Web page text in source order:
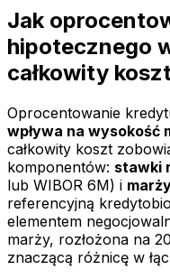
Jak
hipotecznego
całkowity
Oprocentowanie
wpływa na wysokość
całkowity koszt
komponentów: stawki
lub WIBOR 6M) i
referencyjną
elementem
marży, rozłożona na
znaczącą różnicę w